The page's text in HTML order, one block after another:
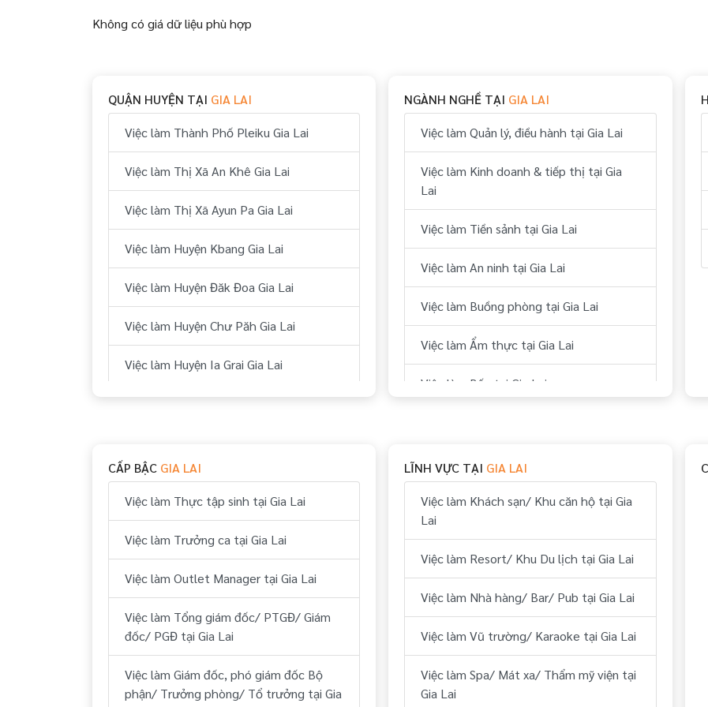
Không có giá dữ liệu phù hợp
QUẬN HUYỆN TẠI GIA LAI
Việc làm Thành Phố Pleiku Gia Lai
Việc làm Thị Xã An Khê Gia Lai
Việc làm Thị Xã Ayun Pa Gia Lai
Việc làm Huyện Kbang Gia Lai
Việc làm Huyện Đăk Đoa Gia Lai
Việc làm Huyện Chư Păh Gia Lai
Việc làm Huyện Ia Grai Gia Lai
Việc làm Huyện Đức Cơ Gia Lai
Việc làm Huyện Chư Prông Gia Lai
Việc làm Huyện Chư Sê Gia Lai
Việc làm Huyện Đăk Pơ Gia Lai
Việc làm Huyện Ia Pa Gia Lai
Việc làm Huyện Krông Pa Gia Lai
NGÀNH NGHỀ TẠI GIA LAI
Việc làm Quản lý, điều hành tại Gia Lai
Việc làm Kinh doanh & tiếp thị tại Gia
Lai
Việc làm Tiền sảnh tại Gia Lai
Việc làm An ninh tại Gia Lai
Việc làm Buồng phòng tại Gia Lai
Việc làm Ẩm thực tại Gia Lai
Việc làm Bếp tại Gia Lai
Việc làm Vui chơi & giải trí tại Gia Lai
Việc làm Hành chính, nhân sự tại Gia Lai
Việc làm Tài chính, kế toán tại Gia Lai
Việc làm Kỹ thuật tại Gia Lai
Việc làm Lái xe tại Gia Lai
Việc làm Lữ hành/ Du lịch (HDV, ĐH
Tour...) tại Gia Lai
CẤP BẬC GIA LAI
Việc làm Thực tập sinh tại Gia Lai
Việc làm Trưởng ca tại Gia Lai
Việc làm Outlet Manager tại Gia Lai
Việc làm Tổng giám đốc/ PTGĐ/ Giám
đốc/ PGĐ tại Gia Lai
Việc làm Giám đốc, phó giám đốc Bộ
phận/ Trưởng phòng/ Tổ trưởng tại Gia
LĨNH VỰC TẠI GIA LAI
Việc làm Khách sạn/ Khu căn hộ tại Gia
Lai
Việc làm Resort/ Khu Du lịch tại Gia Lai
Việc làm Nhà hàng/ Bar/ Pub tại Gia Lai
Việc làm Vũ trường/ Karaoke tại Gia Lai
Việc làm Spa/ Mát xa/ Thẩm mỹ viện tại
Gia Lai